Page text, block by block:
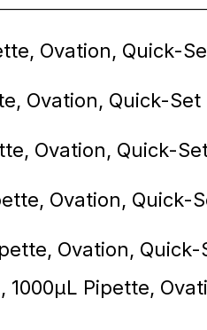
Ovation, Quick-
Ovation, Quick-Set
Ovation, Quick-
Ovation, Quick-
Ovation, Quick-
1000µL Pipette,